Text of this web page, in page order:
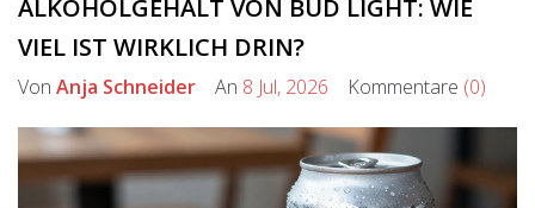
ALKOHOLGEHALT VON BUD LIGHT: WIE
VIEL IST WIRKLICH DRIN?
Von Anja Schneider An 8 Jul, 2026 Kommentare (0)